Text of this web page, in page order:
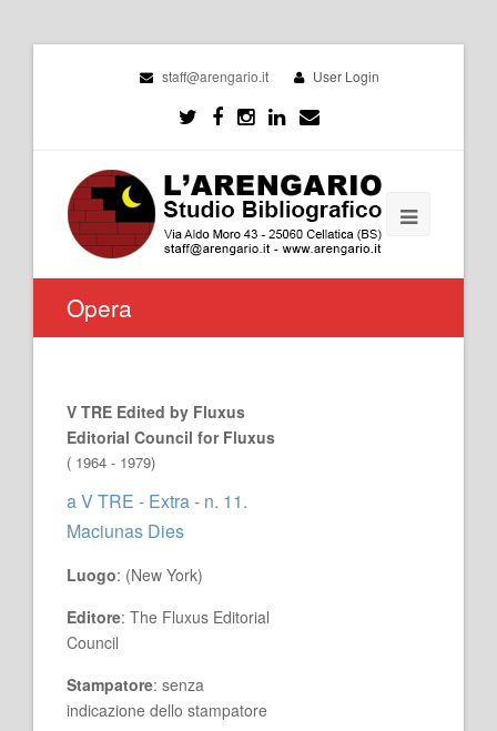
staff@arengario.it User Login
Opera
V TRE Edited by Fluxus
Editorial Council for Fluxus
( 1964 - 1979)
a V TRE - Extra - n. 11.
Maciunas Dies
Luogo: (New York)
Editore: The Fluxus Editorial
Council
Stampatore: senza
indicazione dello stampatore